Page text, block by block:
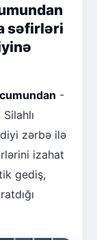
səfirləri
-
zərbə ilə
izahat
gediş,